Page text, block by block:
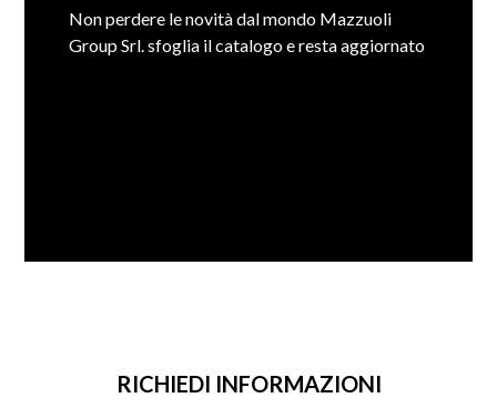
Non perdere le novità dal mondo Mazzuoli
Group Srl. sfoglia il catalogo e resta aggiornato
RICHIEDI INFORMAZIONI